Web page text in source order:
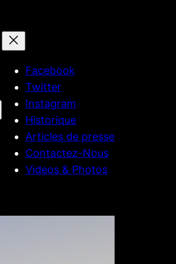
Facebook
Twitter
Instagram
Historique
Articles de presse
Contactez-Nous
Videos & Photos